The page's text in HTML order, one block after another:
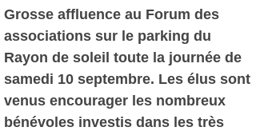
Grosse affluence au Forum des
associations sur le parking du
Rayon de soleil toute la journée de
samedi 10 septembre. Les élus sont
venus encourager les nombreux
bénévoles investis dans les très